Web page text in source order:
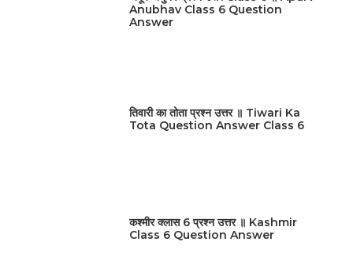
Anubhav Class 6 Question
Answer
तिवारी का तोता प्रश्न उत्तर ॥ Tiwari Ka
Tota Question Answer Class 6
कश्मीर क्लास 6 प्रश्न उत्तर ॥ Kashmir
Class 6 Question Answer